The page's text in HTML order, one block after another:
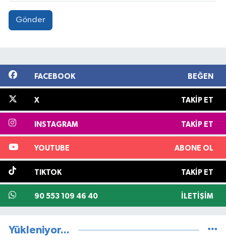
Gönder
FACEBOOK BEĞEN
X TAKIP ET
INSTAGRAM TAKIP ET
YOUTUBE ABONE OL
TIKTOK TAKIP ET
90 553 109 46 40 İLETIŞIM
Yükleniyor...